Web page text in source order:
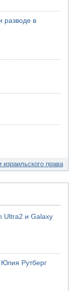
разводе в
израильского права
Ultra2 и Galaxy
Рутберг